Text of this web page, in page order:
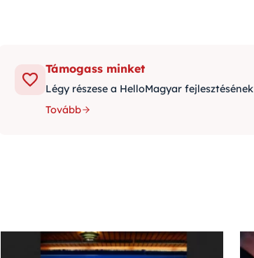
Támogass minket
Légy részese a HelloMagyar fejlesztésének
Tovább